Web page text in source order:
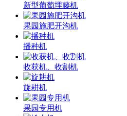
新型葡萄埋藤机
果园施肥开沟机
播种机
收获机、收割机
旋耕机
果园专用机